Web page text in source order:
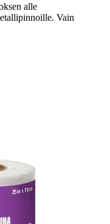
alle
Vain